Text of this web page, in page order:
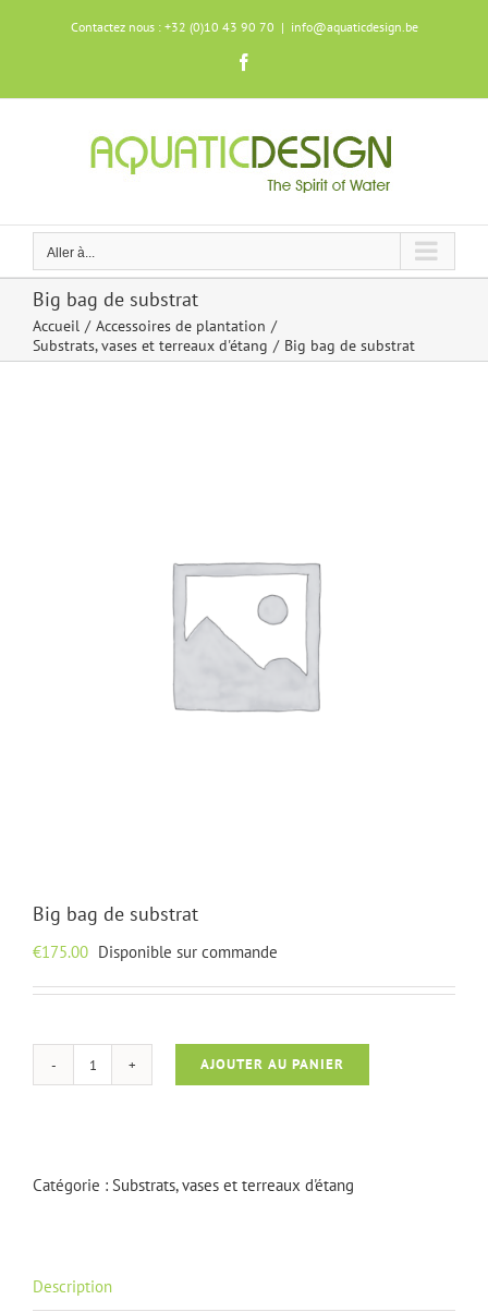
Contactez nous : +32 (0)10 43 90 70 | info@aquaticdesign.be
Aller à...
Big bag de substrat
Accueil
Accessoires de plantation
Substrats, vases et terreaux d'étang
Big bag de substrat
Big bag de substrat
€175.00 Disponible sur commande
quantité
AJOUTER AU PANIER
Catégorie : Substrats, vases et terreaux d'étang
Description